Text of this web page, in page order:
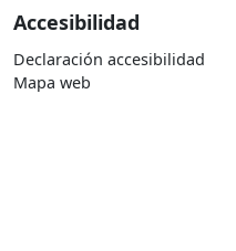
Accesibilidad
Declaración accesibilidad
Mapa web